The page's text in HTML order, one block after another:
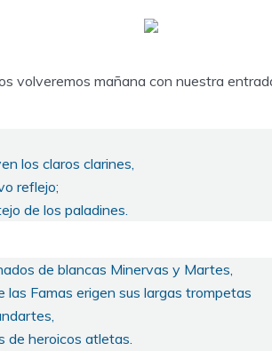
volveremos mañana con nuestra
los claros clarines,
reflejo;
de los paladines.
de blancas Minervas y Martes,
las Famas erigen sus largas trompetas
de heroicos atletas.